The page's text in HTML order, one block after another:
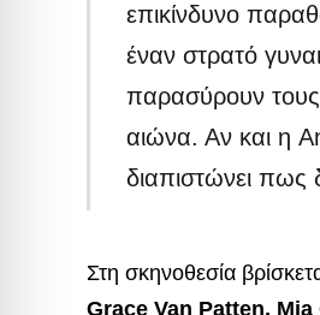
επικίνδυνο
έναν στρατό
παρασύρουν
αιώνα. Αν και η
διαπιστώνει πως
Στη σκηνοθεσία
Grace Van Patten,